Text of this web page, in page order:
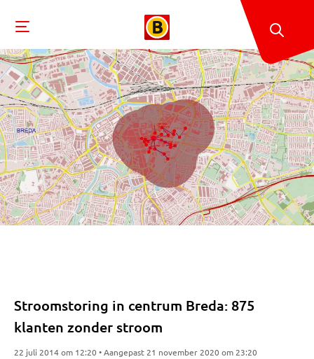
Stroomstoring in centrum Breda: 875
klanten zonder stroom
22 juli 2014 om 12:20 • Aangepast 21 november 2020 om 23:20